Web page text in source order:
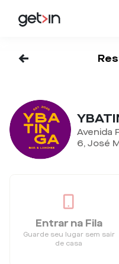
<-
Avenida
6, José
Entrar na Fila
Guarde seu lugar sem sair
de casa